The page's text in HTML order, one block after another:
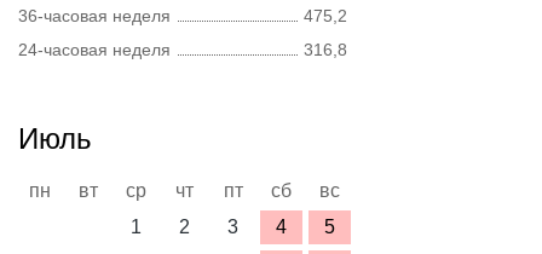
36-часовая неделя
475,2
24-часовая неделя
316,8
Июль
пн вт ср чт пт сб
вс
1
2 3 4
5